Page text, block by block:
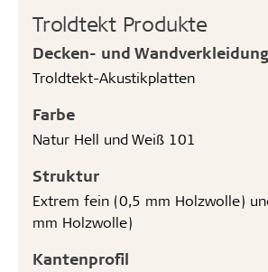
Troldtekt Produkte
Decken- und Wandverkleidung
Troldtekt-Akustikplatten
Farbe
Natur Hell und Weiß 101
Struktur
Extrem fein (0,5 mm Holzwolle)
mm Holzwolle)
Kantenprofil